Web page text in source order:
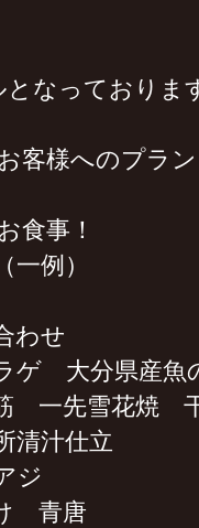
となっておりま
客様へのプラン
食事！
例）
わせ
ゲ 大分県産魚
一先雪花焼
清汁仕立
ジ
青唐